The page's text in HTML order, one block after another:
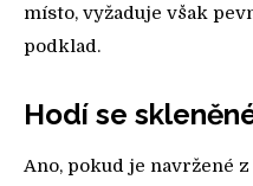
místo, vyžaduje však
podklad.
Hodí se
Ano, pokud je navržené